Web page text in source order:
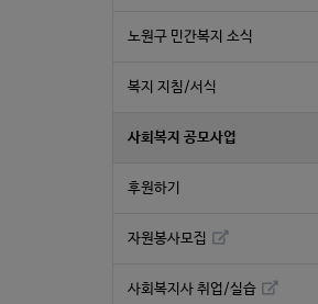
노원구 민간복지 소식
복지 지침/서식
사회복지 공모사업
후원하기
자원봉사모집
사회복지사 취업/실습